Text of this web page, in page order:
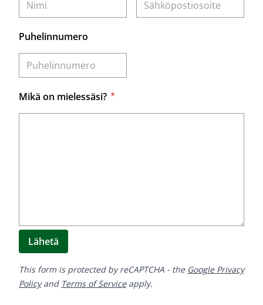
Puhelinnumero
Mikä on mielessäsi?
Lähetä
This form is protected by reCAPTCHA - the Google Privacy
Policyand Terms of Serviceapply.